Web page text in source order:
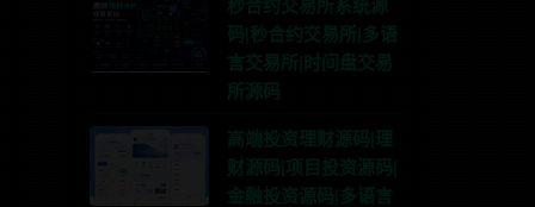
秒合约交易所系统源
码|秒合约交易所|多语
言交易所|时间盘交易
所源码
高端投资理财源码|理
财源码|项目投资源码|
金融投资源码|多语言